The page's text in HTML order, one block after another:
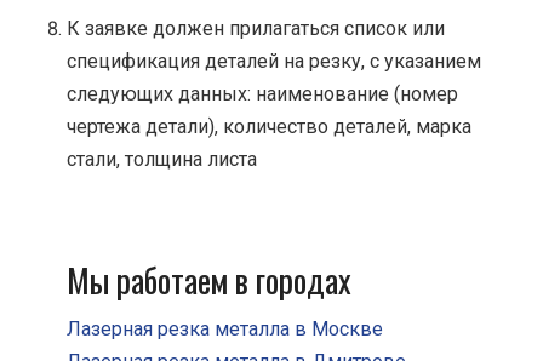
К заявке должен прилагаться список или
спецификация деталей на резку, с указанием
следующих данных: наименование (номер
чертежа детали), количество деталей, марка
стали, толщина листа
Мы работаем в городах
Лазерная резка металла в Москве